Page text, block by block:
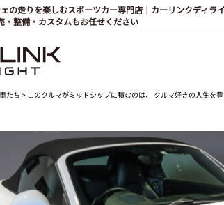
の走りを楽しむスポーツカー専門店｜カーリンクディラ
・整備・カスタムもお任せください
たち > このクルマがミッドシップに積むのは、 クルマ好きの人生